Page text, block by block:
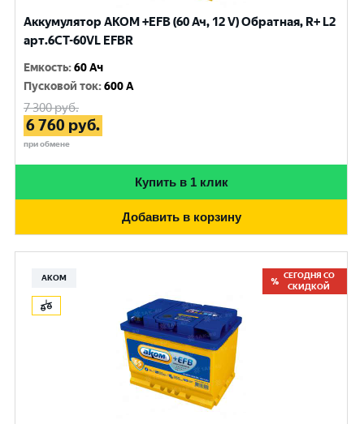
Аккумулятор AKOM +EFB (60 Ач, 12 V) Обратная, R+ L2
арт.6CТ-60VL EFBR
Емкость:60 Ач
Пусковой ток:600 A
7 300руб.
6 760 руб.
при обмене
Купить в 1 клик
Добавить в корзину
АКОМ
СЕГОДНЯ СО
СКИДКОЙ